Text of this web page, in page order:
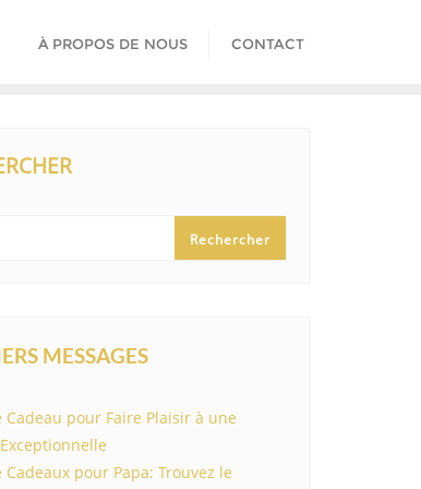
À PROPOS DE NOUS CONTACT
Rechercher
MESSAGES
Cadeau pour Faire Plaisir à une
Cadeaux pour Papa: Trouvez le